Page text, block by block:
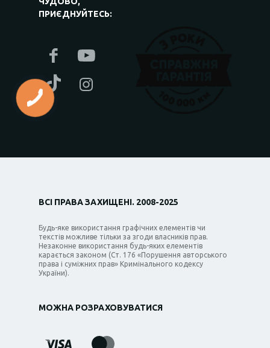
ПРИЄДНУЙТЕСЬ:
ВСІ ПРАВА ЗАХИЩЕНІ. 2008-2025
Будь-яке використання графічних елементів чи
текстів можливе тільки за згоди власників прав.
Незаконне використання будь-яких елементів
карається законом (Ст. 176 «Порушення авторського
права і суміжних прав» Кримінального кодексу
України).
МОЖНА РОЗРАХОВУВАТИСЯ